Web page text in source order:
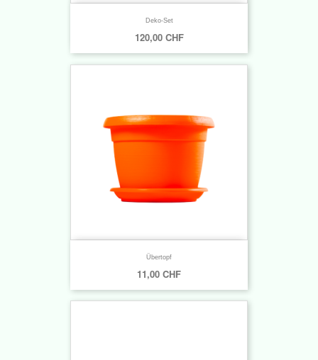
Deko-Set
120,00 CHF
Übertopf
11,00 CHF